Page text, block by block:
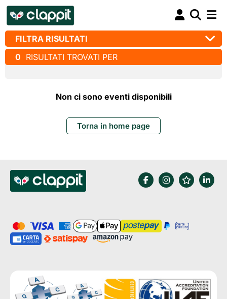
FILTRA RISULTATI
0 RISULTATI TROVATI PER
Non ci sono eventi disponibili
Torna in home page